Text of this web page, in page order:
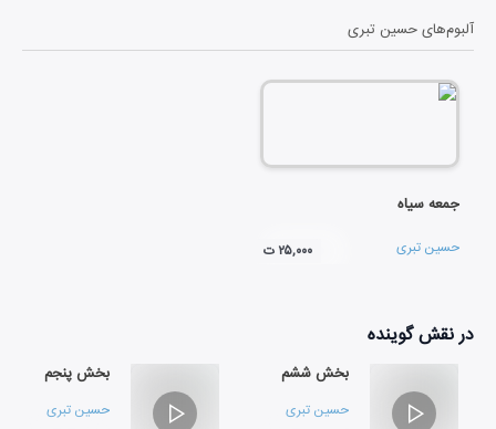
آلبوم‌هایحسین تبری
جمعه سیاه
حسین تبری ۲۵,۰۰۰ ت
در نقشگوینده
بخش ششم
حسین تبری
بخش پنجم
حسین تبری